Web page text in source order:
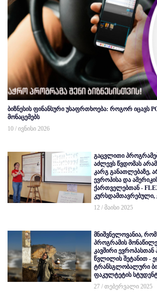
ბიზნესის ფინანსური უსაფრთხოება: როგორ იცავს
მონაცემებს
10 / ივნისი 2026
გაცვლითი
აძლევს წვდომას
კარგ განათლებაზე,
ევროპისა და
ქართველებთან -
კურსდამთავრებული,
12 / მაისი 2025
მნიშვნელოვანია,
პროგრამის
კავშირი
წვლილის შეტანით -
ტრანსგლობალური
ფაკულტეტის
27 / თებერვალი 2025